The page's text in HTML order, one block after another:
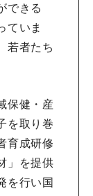
できる
ていま
若者たち
保健・産
を取り巻
育成研修
」を提供
を行い国